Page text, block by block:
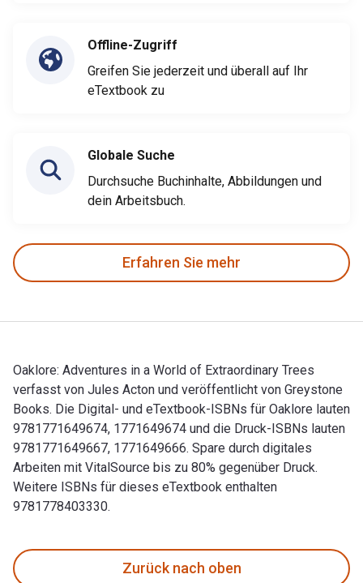
Offline-Zugriff
Greifen Sie jederzeit und überall auf Ihr
eTextbook zu
Globale Suche
Durchsuche Buchinhalte, Abbildungen und
dein Arbeitsbuch.
Erfahren Sie mehr
Oaklore: Adventures in a World of Extraordinary Trees
verfasst von Jules Acton und veröffentlicht von Greystone
Books. Die Digital- und eTextbook-ISBNs für Oaklore lauten
9781771649674, 1771649674 und die Druck-ISBNs lauten
9781771649667, 1771649666. Spare durch digitales
Arbeiten mit VitalSource bis zu 80% gegenüber Druck.
Weitere ISBNs für dieses eTextbook enthalten
9781778403330.
Zurück nach oben